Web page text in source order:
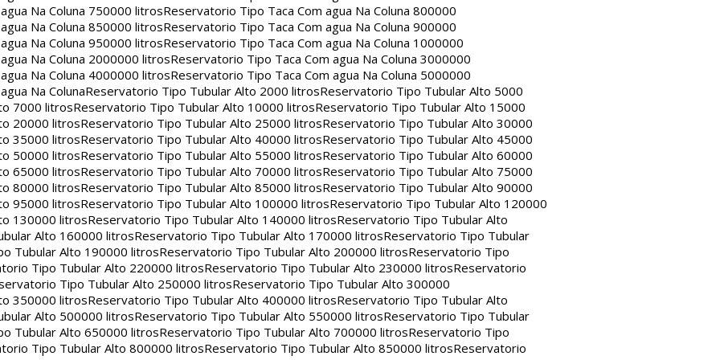
Na Coluna 750000 litrosReservatorio Tipo Taca Com agua Na Coluna 800000
Na Coluna 850000 litrosReservatorio Tipo Taca Com agua Na Coluna 900000
Na Coluna 950000 litrosReservatorio Tipo Taca Com agua Na Coluna 1000000
Na Coluna 2000000 litrosReservatorio Tipo Taca Com agua Na Coluna 3000000
Na Coluna 4000000 litrosReservatorio Tipo Taca Com agua Na Coluna 5000000
Na ColunaReservatorio Tipo Tubular Alto 2000 litrosReservatorio Tipo Tubular Alto 5000
7000 litrosReservatorio Tipo Tubular Alto 10000 litrosReservatorio Tipo Tubular Alto 15000
20000 litrosReservatorio Tipo Tubular Alto 25000 litrosReservatorio Tipo Tubular Alto 30000
35000 litrosReservatorio Tipo Tubular Alto 40000 litrosReservatorio Tipo Tubular Alto 45000
50000 litrosReservatorio Tipo Tubular Alto 55000 litrosReservatorio Tipo Tubular Alto 60000
65000 litrosReservatorio Tipo Tubular Alto 70000 litrosReservatorio Tipo Tubular Alto 75000
80000 litrosReservatorio Tipo Tubular Alto 85000 litrosReservatorio Tipo Tubular Alto 90000
95000 litrosReservatorio Tipo Tubular Alto 100000 litrosReservatorio Tipo Tubular Alto 120000
130000 litrosReservatorio Tipo Tubular Alto 140000 litrosReservatorio Tipo Tubular Alto
Alto 160000 litrosReservatorio Tipo Tubular Alto 170000 litrosReservatorio Tipo Tubular
Tubular Alto 190000 litrosReservatorio Tipo Tubular Alto 200000 litrosReservatorio Tipo
Tipo Tubular Alto 220000 litrosReservatorio Tipo Tubular Alto 230000 litrosReservatorio
Tipo Tubular Alto 250000 litrosReservatorio Tipo Tubular Alto 300000
350000 litrosReservatorio Tipo Tubular Alto 400000 litrosReservatorio Tipo Tubular Alto
Alto 500000 litrosReservatorio Tipo Tubular Alto 550000 litrosReservatorio Tipo Tubular
Tubular Alto 650000 litrosReservatorio Tipo Tubular Alto 700000 litrosReservatorio Tipo
Tipo Tubular Alto 800000 litrosReservatorio Tipo Tubular Alto 850000 litrosReservatorio